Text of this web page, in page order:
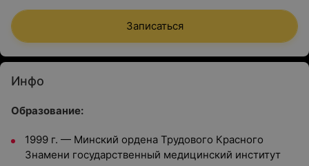
Записаться
Инфо
Образование:
1999 г. — Минский ордена Трудового Красного
Знамени государственный медицинский институт